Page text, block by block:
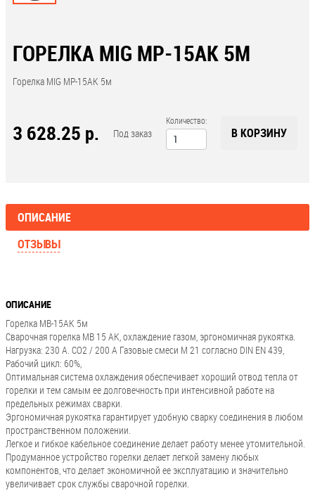
ГОРЕЛКА MIG МP-15АК 5М
Горелка MIG МP-15АК 5м
3 628.25 р. Под заказ
Количество:
В КОРЗИНУ
ОПИСАНИЕ
ОТЗЫВЫ
ОПИСАНИЕ
Горелка МВ-15АК 5м
Сварочная горелка MB 15 AK, охлаждение газом, эргономичная рукоятка.
Нагрузка: 230 А. CO2 / 200 A Газовые смеси M 21 согласно DIN EN 439,
Рабочий цикл: 60%,
Оптимальная система охлаждения обеспечивает хороший отвод тепла от
горелки и тем самым ее долговечность при интенсивной работе на
предельных режимах сварки.
Эргономичная рукоятка гарантирует удобную сварку соединения в любом
пространственном положении.
Легкое и гибкое кабельное соединение делает работу менее утомительной.
Продуманное устройство горелки делает легкой замену любых
компонентов, что делает экономичной ее эксплуатацию и значительно
увеличивает срок службы сварочной горелки.